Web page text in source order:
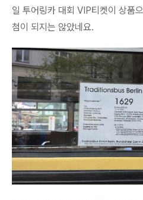
일 투어링카 대회 VIP티켓이 상품
첨이 되지는 않았네요.